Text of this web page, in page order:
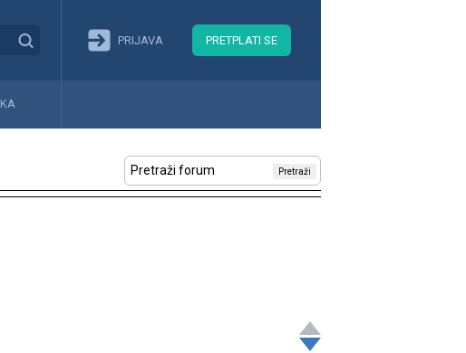
PRIJAVA PRETPLATI SE
Pretraži